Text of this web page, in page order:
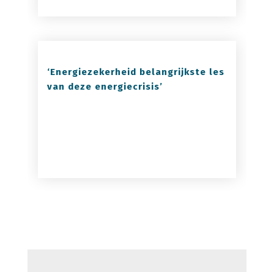
‘Energiezekerheid belangrijkste les
van deze energiecrisis’